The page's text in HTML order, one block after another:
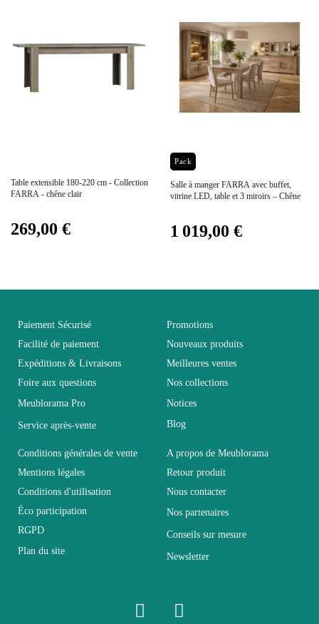
Coloris Marron - Bois
120x195x47
Empilable Non Empilable
Entretien
Facile d'entretien avec un
Fixe Non fixe
Garantie
Longueur
Table extensible 180-220 cm - Collection
FARRA - chêne clair
269,00 €
Pack Prix
Salle à manger FARRA avec buffet,
vitrine LED, table et 3 miroirs – Chêne
1 019,00 €
Paiement Sécurisé
Facilité de paiement
Expéditions & Livraisons
Foire aux questions
Meublorama Pro
Service après-vente
Promotions
Nouveaux produits
Meilleures ventes
Nos collections
Notices
Blog
Conditions générales de vente
Mentions légales
Conditions d'utilisation
Éco participation
RGPD
Plan du site
A propos de Meublorama
Retour produit
Nous contacter
Nos partenaires
Conseils sur mesure
Newsletter